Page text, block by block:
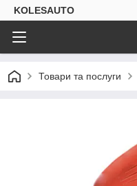
KOLESAUTO
Товари та послуги